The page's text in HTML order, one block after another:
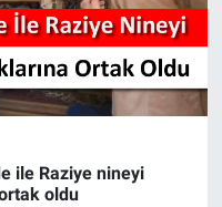
ile Raziye nineyi
oldu